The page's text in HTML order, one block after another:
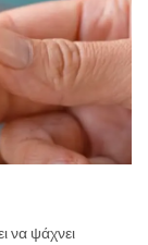
να ψάχνει